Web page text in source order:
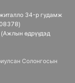
34-р гудамж
өдрүүдэд
Солонгосын